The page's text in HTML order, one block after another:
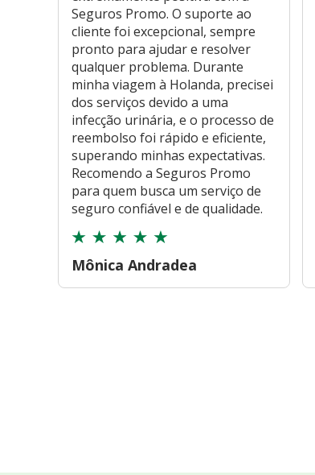
Seguros Promo. O suporte ao
cliente foi excepcional, sempre
pronto para ajudar e resolver
qualquer problema. Durante
minha viagem à Holanda, precisei
dos serviços devido a uma
infecção urinária, e o processo de
reembolso foi rápido e eficiente,
superando minhas expectativas.
Recomendo a Seguros Promo
para quem busca um serviço de
seguro confiável e de qualidade.
Mônica Andradea